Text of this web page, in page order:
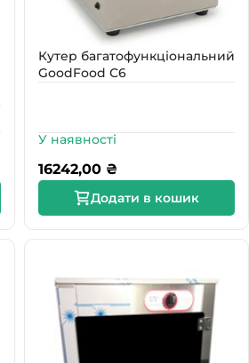
Кутер багатофункціональний
GoodFood С6
У наявності
16242,00 ₴
Додати в кошик